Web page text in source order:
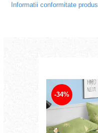
Informatii conformitate produs
-34%